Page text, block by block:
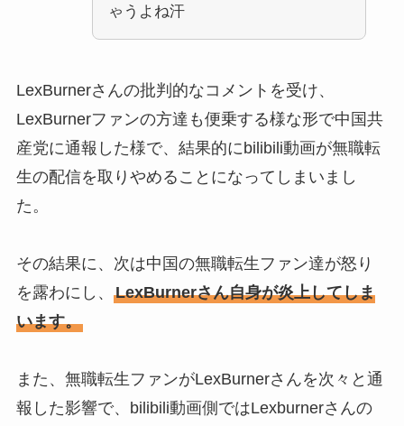
ゃうよね汗
LexBurnerさんの批判的なコメントを受け、
LexBurnerファンの方達も便乗する様な形で中国共
産党に通報した様で、結果的にbilibili動画が無職転
生の配信を取りやめることになってしまいまし
た。
その結果に、次は中国の無職転生ファン達が怒り
を露わにし、 LexBurnerさん自身が炎上してしま
います。
また、無職転生ファンがLexBurnerさんを次々と通
報した影響で、bilibili動画側ではLexburnerさんの